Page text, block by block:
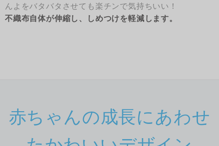
んよをバタバタさせても楽チンで気持ちいい！
不織布自体が伸縮し、しめつけを軽減します。
赤ちゃんの成長にあわせ